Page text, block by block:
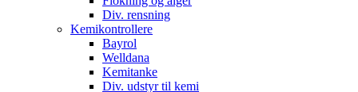
Div. rensning
Kemikontrollere
Bayrol
Welldana
Kemitanke
Div. udstyr til kemi